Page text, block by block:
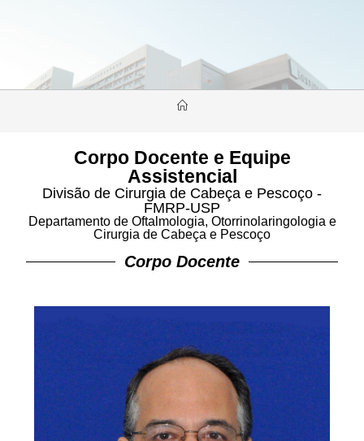
Corpo Docente e Equipe
Assistencial
Divisão de Cirurgia de Cabeça e Pescoço -
FMRP-USP
Departamento de Oftalmologia, Otorrinolaringologia e
Cirurgia de Cabeça e Pescoço
Corpo Docente